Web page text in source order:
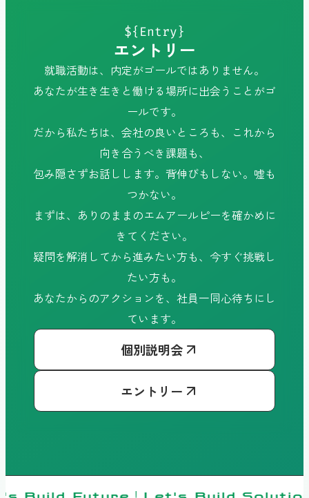
${Entry}
エントリー
就職活動は、内定がゴールではありません。
あなたが生き生きと働ける場所に出会うことがゴ
ールです。
だから私たちは、会社の良いところも、これから
向き合うべき課題も、
包み隠さずお話しします。背伸びもしない。嘘も
つかない。
まずは、ありのままのエムアールピーを確かめに
きてください。
疑問を解消してから進みたい方も、今すぐ挑戦し
たい方も。
あなたからのアクションを、社員一同心待ちにし
ています。
個別説明会
エントリー